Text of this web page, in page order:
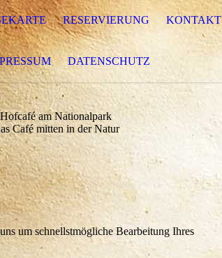
RESERVIERUNG KONTAKT
DATENSCHUTZ
Hofcafé am Nationalpark
Café mitten in der Natur
um schnellstmögliche Bearbeitung Ihres